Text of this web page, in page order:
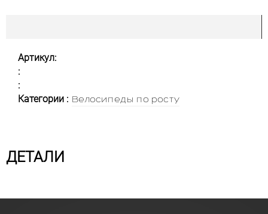
Артикул:
:
:
Категории : Велосипеды по росту
ДЕТАЛИ